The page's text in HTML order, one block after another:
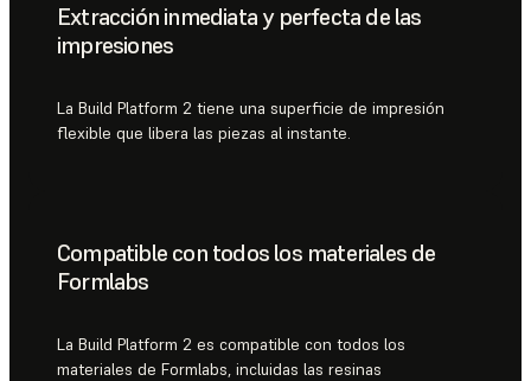
Extracción inmediata y perfecta de las
impresiones
La Build Platform 2 tiene una superficie de impresión
flexible que libera las piezas al instante.
Compatible con todos los materiales de
Formlabs
La Build Platform 2 es compatible con todos los
materiales de Formlabs, incluidas las resinas